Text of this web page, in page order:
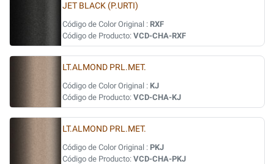
JET BLACK (P.URTI)
Código de Color Original : RXF
Código de Producto: VCD-CHA-RXF
LT.ALMOND PRL.MET.
Código de Color Original : KJ
Código de Producto: VCD-CHA-KJ
LT.ALMOND PRL.MET.
Código de Color Original : PKJ
Código de Producto: VCD-CHA-PKJ